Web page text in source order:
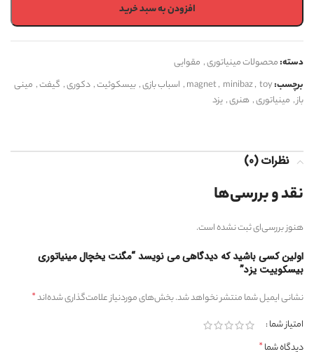
افزودن به سبد خرید
دسته:محصولات مینیاتوری, مقوایی
برچسب:
magnet, minibaz, toy
, اسباب بازی, بیسکوئیت, دکوری, گیفت, مینی
باز, مینیاتوری, هنری, یزد
نظرات (0)
نقد و بررسی‌ها
هنوز بررسی‌ای ثبت نشده است.
اولین کسی باشید که دیدگاهی می نویسد “مگنت یخچال مینیاتوری
بیسکوییت یزد”
نشانی ایمیل شما منتشر نخواهد شد.بخش‌های موردنیاز علامت‌گذاری شده‌اند*
امتیاز شما
دیدگاه شما*